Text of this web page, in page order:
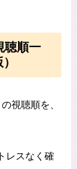
聴順一
視聴順を、
レスなく確